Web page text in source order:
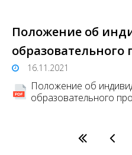
Положение об
образовательного
16.11.2021
Положение об
образовательного